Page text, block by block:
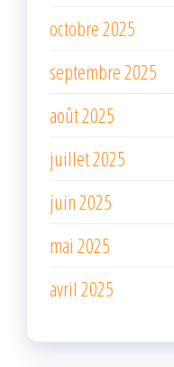
octobre 2025
septembre 2025
août 2025
juillet 2025
juin 2025
mai 2025
avril 2025